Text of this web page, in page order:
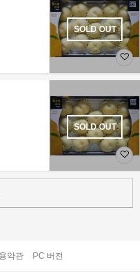
SOLD OUT
SOLD OUT
약관 PC 버전